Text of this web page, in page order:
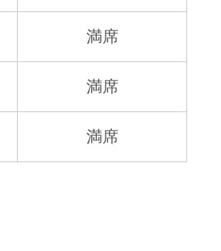
満席
満席
満席